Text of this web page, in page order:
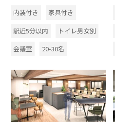
内装付き
家具付き
駅近5分以内
トイレ男女別
会議室
20-30名